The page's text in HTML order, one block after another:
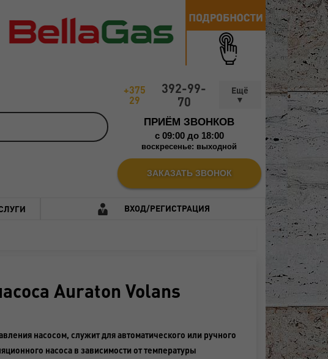
+375
29
392-99-
70
ПРИЁМ ЗВОНКОВ
c 09:00 до 18:00
воскресенье: выходной
ЗАКАЗАТЬ ЗВОНОК
ВХОД/РЕГИСТРАЦИЯ
Auraton Volans
насосом, служит для автоматического или ручного
насоса в зависимости от температуры